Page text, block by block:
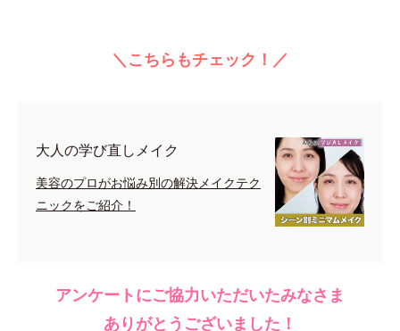
＼こちらもチェック！／
大人の学び直しメイク
美容のプロがお悩み別の解決メイクテク
ニックをご紹介！
アンケートにご協力いただいたみなさま
ありがとうございました！